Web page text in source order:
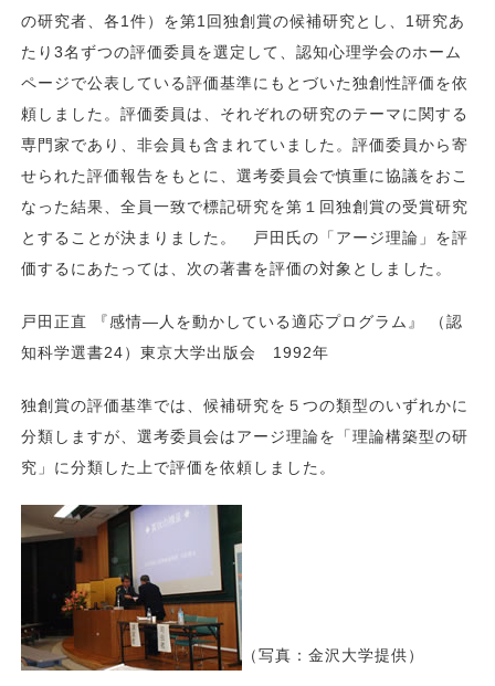
の研究者、各1件）を第1回独創賞の候補研究とし、1研究あ
たり3名ずつの評価委員を選定して、認知心理学会のホーム
ページで公表している評価基準にもとづいた独創性評価を依
頼しました。評価委員は、それぞれの研究のテーマに関する
専門家であり、非会員も含まれていました。評価委員から寄
せられた評価報告をもとに、選考委員会で慎重に協議をおこ
なった結果、全員一致で標記研究を第１回独創賞の受賞研究
とすることが決まりました。 戸田氏の「アージ理論」を評
価するにあたっては、次の著書を評価の対象としました。
戸田正直 『感情―人を動かしている適応プログラム』 （認
知科学選書24）東京大学出版会 1992年
独創賞の評価基準では、候補研究を５つの類型のいずれかに
分類しますが、選考委員会はアージ理論を「理論構築型の研
究」に分類した上で評価を依頼しました。
（写真：金沢大学提供）